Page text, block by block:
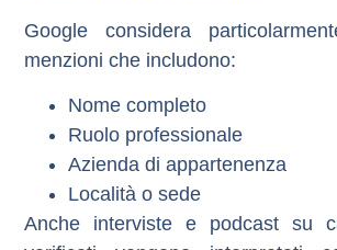
Google considera
menzioni che includono:
Nome completo
Ruolo professionale
Azienda di appartenenza
Località o sede
Anche interviste e podcast su